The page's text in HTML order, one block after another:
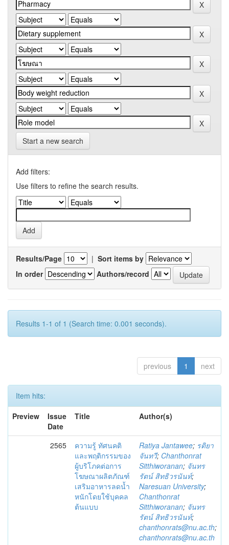
Start a new search
Add filters:
Use filters to refine the search results.
Results/Page | Sort items by
In order
Authors/record
Results 1-1 of 1 (Search time: 0.001 seconds).
previous 1 next
Item hits:
Preview
Issue
Date
Title Author(s)
2565
ความรู้ ทัศนคติ
และพฤติกรรมของ
ผู้บริโภคต่อการ
โฆษณาผลิตภัณฑ์
เสริมอาหารลดน้ำ
หนักโดยใช้บุคคล
ต้นแบบ
Ratiya Jantawee; รติยา
จันทวี; Chanthonrat
Sitthiworanan; จันทร
รัตน์ สิทธิวรนันท์;
Naresuan University;
Chanthonrat
Sitthiworanan; จันทร
รัตน์ สิทธิวรนันท์;
chanthonrats@nu.ac.th;
chanthonrats@nu.ac.th